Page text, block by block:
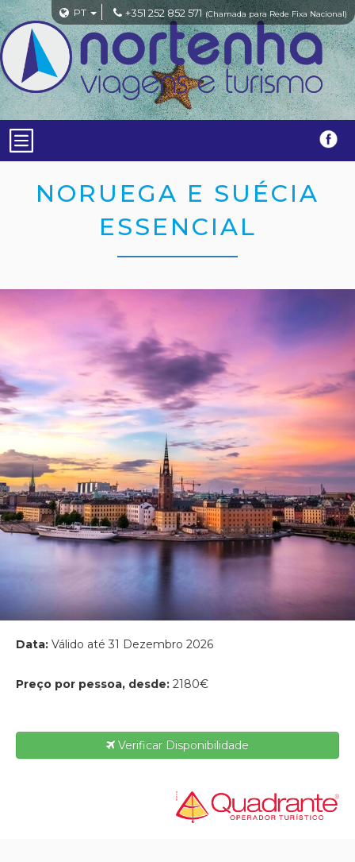
PT +351 252 852 571 (Chamada para Rede Fixa Nacional)
NORUEGA E SUÉCIA
ESSENCIAL
Data: Válido até 31 Dezembro 2026
Preço por pessoa, desde: 2180€
Verificar Disponibilidade